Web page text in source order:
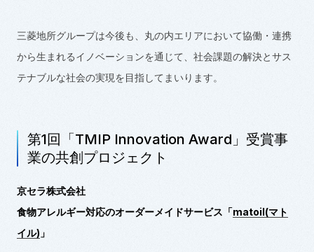
三菱地所グループは今後も、丸の内エリアにおいて協働・連携
から生まれるイノベーションを通じて、社会課題の解決とサス
テナブルな社会の実現を目指してまいります。
第1回「TMIP Innovation Award」受賞事
業の共創プロジェクト
京セラ株式会社
食物アレルギー対応のオーダーメイドサービス「matoil(マト
イル) 」